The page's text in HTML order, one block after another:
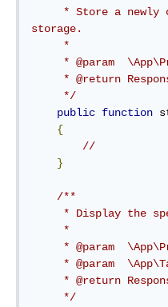
storage.
     */
public function
{
//
}
/**
     */